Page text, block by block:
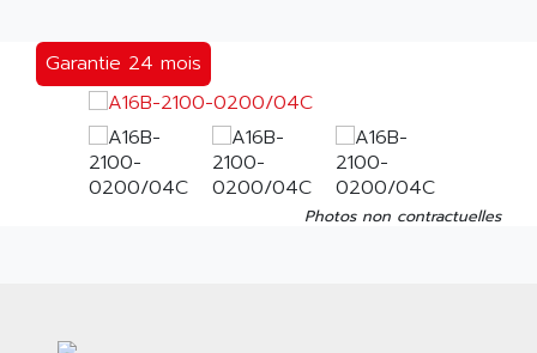
Garantie 24 mois
Photos non contractuelles